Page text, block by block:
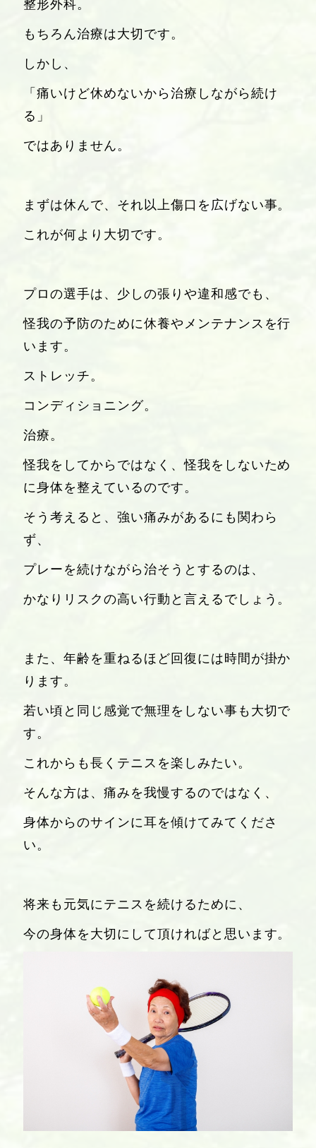
整形外科。
もちろん治療は大切です。
しかし、
「痛いけど休めないから治療しながら続け
る」
ではありません。
まずは休んで、それ以上傷口を広げない事。
これが何より大切です。
プロの選手は、少しの張りや違和感でも、
怪我の予防のために休養やメンテナンスを行
います。
ストレッチ。
コンディショニング。
治療。
怪我をしてからではなく、怪我をしないため
に身体を整えているのです。
そう考えると、強い痛みがあるにも関わら
ず、
プレーを続けながら治そうとするのは、
かなりリスクの高い行動と言えるでしょう。
また、年齢を重ねるほど回復には時間が掛か
ります。
若い頃と同じ感覚で無理をしない事も大切で
す。
これからも長くテニスを楽しみたい。
そんな方は、痛みを我慢するのではなく、
身体からのサインに耳を傾けてみてくださ
い。
将来も元気にテニスを続けるために、
今の身体を大切にして頂ければと思います。